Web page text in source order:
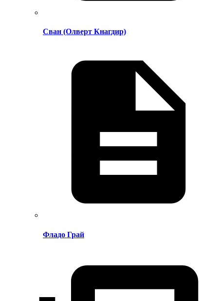
Сван (Олверт Кнагдир)
Фладо Грай